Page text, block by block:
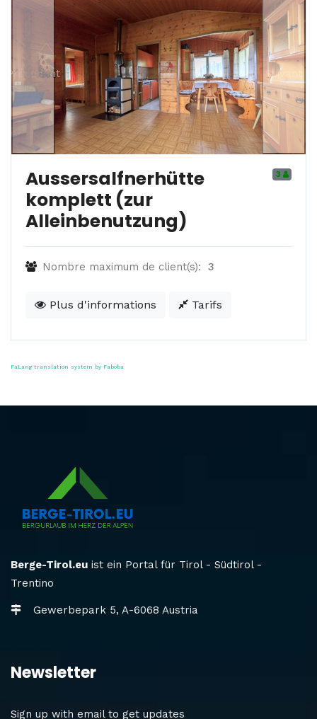
Précédent Suivant
3
Aussersalfnerhütte
komplett (zur
Alleinbenutzung)
Nombre maximum de client(s): 3
Plus d'informations Tarifs
FaLang translation system by Faboba
Berge-Tirol.eu ist ein Portal für Tirol - Südtirol -
Trentino
Gewerbepark 5, A-6068 Austria
Newsletter
Sign up with email to get updates